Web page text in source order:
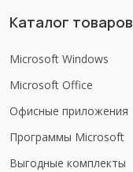
Каталог товаров
Microsoft Windows
Microsoft Office
Офисные приложения
Программы Microsoft
Выгодные комплекты